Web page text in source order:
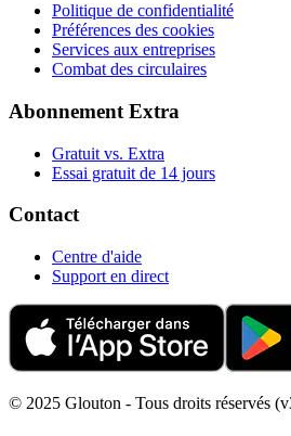
Politique de confidentialité
Préférences des cookies
Services aux entreprises
Combat des circulaires
Abonnement Extra
Gratuit vs. Extra
Essai gratuit de 14 jours
Contact
Centre d'aide
Support en direct
© 2025 Glouton - Tous droits réservés